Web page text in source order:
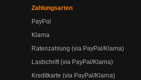
Zahlungsarten
PayPal
Klarna
Ratenzahlung (via PayPal/Klarna)
Lastschrift (via PayPal/Klarna)
Kreditkarte (via PayPal/Klarna)